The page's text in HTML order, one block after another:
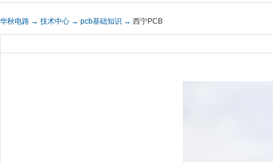
华秋电路 → 技术中心 → pcb基础知识 → 西宁PCB